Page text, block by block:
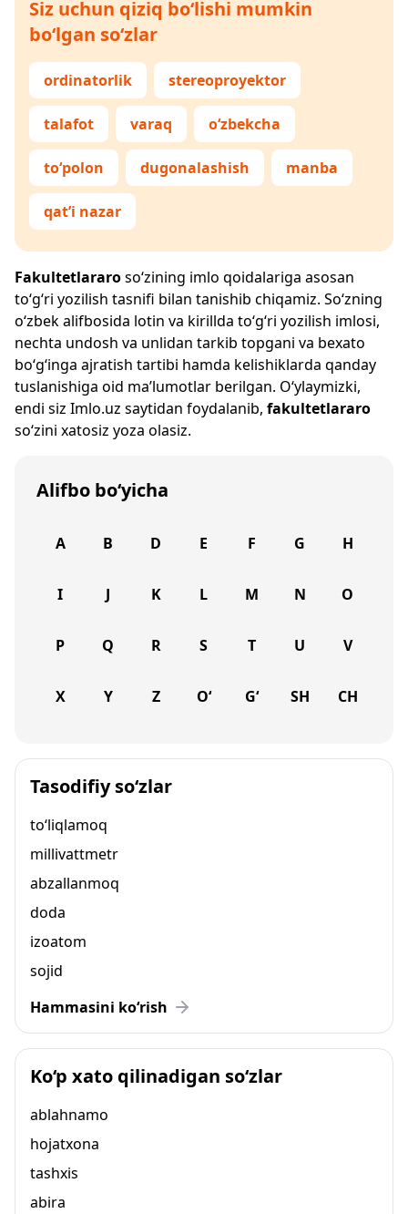
Siz uchun qiziq bo‘lishi mumkin
bo‘lgan so‘zlar
ordinatorlik stereoproyektor
talafot varaq o‘zbekcha
to‘polon dugonalashish manba
qat’i nazar
Fakultetlararoso‘zining imlo qoidalariga asosan
to‘g‘ri yozilish tasnifi bilan tanishib chiqamiz. So‘zning
o‘zbek alifbosida lotin va kirillda to‘g‘ri yozilish imlosi,
nechta undosh va unlidan tarkib topgani va bexato
bo‘g‘inga ajratish tartibi hamda kelishiklarda qanday
tuslanishiga oid ma’lumotlar berilgan. O‘ylaymizki,
endi siz Imlo.uz saytidan foydalanib, fakultetlararo
so‘zini xatosiz yoza olasiz.
Alifbo bo‘yicha
A B D E F G H
I J K L M N O
P Q R S T U V
X Y Z O‘ G‘ SH CH
Tasodifiy so‘zlar
to‘liqlamoq
millivattmetr
abzallanmoq
doda
izoatom
sojid
Hammasini ko‘rish
Ko‘p xato qilinadigan so‘zlar
ablahnamo
hojatxona
tashxis
abira